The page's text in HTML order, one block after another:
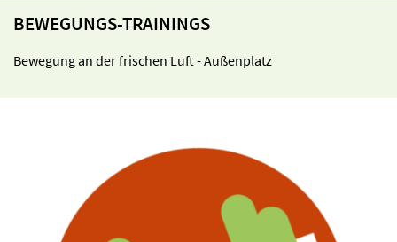
BEWEGUNGS-TRAININGS
Bewegung an der frischen Luft - Außenplatz